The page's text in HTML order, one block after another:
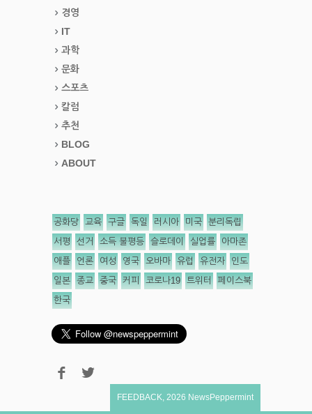
경영
IT
과학
문화
스포츠
칼럼
추천
BLOG
ABOUT
공화당 교육 구글 독일 러시아 미국 분리독립
서평 선거 소득 불평등 슬로데이 실업률 아마존
애플 언론 여성 영국 오바마 유럽 유전자 인도
일본 종교 중국 커피 코로나19 트위터 페이스북
한국
FEEDBACK 2026 NewsPeppermint